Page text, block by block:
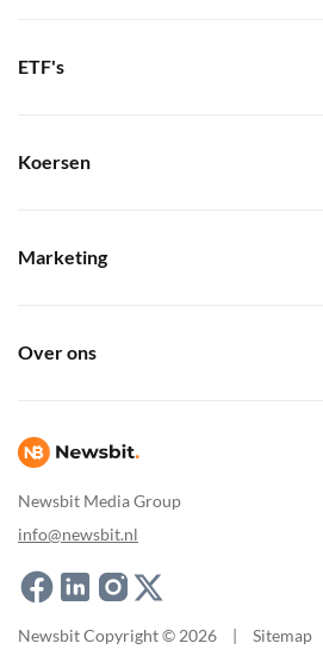
Newsbit Media Group
info@newsbit.nl
ETF's
Koersen
Marketing
Over ons
Newsbit Copyright © 2026 | Sitemap